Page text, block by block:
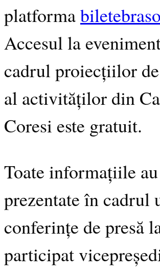
platforma
Accesul la
cadrul proiecțiilor
al activităților din
Coresi este gratuit.
Toate informațiile
prezentate în cadrul
conferințe de presă
participat